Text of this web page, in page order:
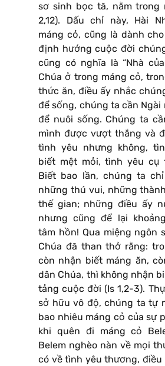
sơ sinh bọc tã, nằm trong
2,12). Dấu chỉ này, Hài
máng cỏ, cũng là dành
định hướng cuộc đời
cũng có nghĩa là “Nhà của
Chúa ở trong máng cỏ,
thức ăn, điều ấy nhắc
để sống, chúng ta cần Ngài
để nuôi sống. Chúng ta
mình được vượt thắng và
tình yêu nhưng không,
biết mệt mỏi, tình yêu cụ
Biết bao lần, chúng ta
những thú vui, những
thế gian; những điều ấy
nhưng cũng để lại
tâm hồn! Qua miệng ngôn
Chúa đã than thở rằng:
còn nhận biết máng ăn,
dân Chúa, thì không nhận
tảng cuộc đời (Is 1,2-3).
sở hữu vô độ, chúng ta tự
bao nhiêu máng cỏ của sự
khi quên đi máng cỏ
Belem nghèo nàn về mọi
có về tình yêu thương, điều